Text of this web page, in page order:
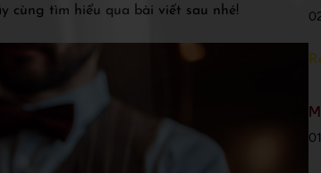
cùng tìm hiểu qua bài viết sau nhé!